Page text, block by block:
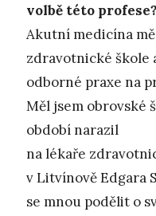
volbě této profese?
Akutní medicína
zdravotnické škole
odborné praxe na
Měl jsem obrovské
období narazil
na lékaře
v Litvínově Edgara
se mnou podělit o